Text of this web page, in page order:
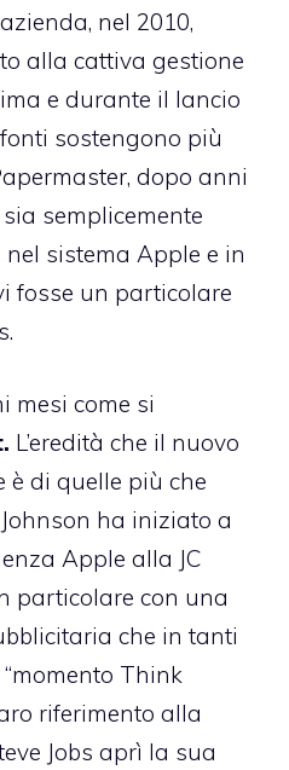
nel 2010,
alla cattiva gestione
e durante il lancio
sostengono più
dopo anni
semplicemente
sistema Apple e in
fosse un particolare
mesi come si
L’eredità che il nuovo
è di quelle più che
ha iniziato a
Apple alla JC
particolare con una
che in tanti
Think
riferimento alla
Jobs aprì la sua